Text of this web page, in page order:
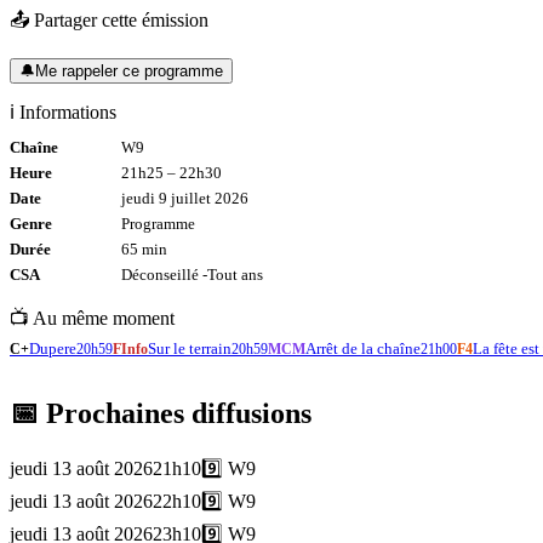
📤 Partager cette émission
🔔Me rappeler ce programme
ℹ️ Informations
Chaîne
W9
Heure
21h25 – 22h30
Date
jeudi 9 juillet 2026
Genre
Programme
Durée
65 min
CSA
Déconseillé -Tout ans
📺 Au même moment
C+Dupere20h59FInfoSur le terrain20h59MCMArrêt de la chaîne21h00F4La fête
📅 Prochaines diffusions
jeudi 13 août 202621h109️⃣ W9
jeudi 13 août 202622h109️⃣ W9
jeudi 13 août 202623h109️⃣ W9